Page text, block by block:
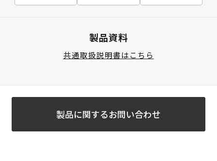
製品資料
共通取扱説明書はこちら
製品に関するお問い合わせ